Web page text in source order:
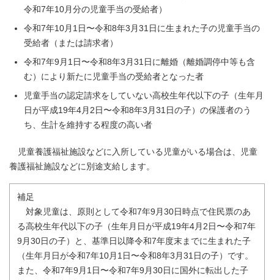
令和7年10月分の児童手当の受給者）
令和7年10月1日〜令和8年3月31日に生まれた子の児童手当の
受給者（または請求者）
令和7年9月1日〜令和8年3月31日に離婚（離婚調停中等も含
む）により新たに児童手当の受給者となった者
児童手当の認定請求をしていない高校生年代以下の子（生年月
日が平成19年4月2日〜令和8年3月31日の子）の保護者のう
ち、生計を維持する程度の高い者
児童養護福祉施設などに入所している児童がいる場合は、児童
養護福祉施設などに別途支給します。
補足
対象児童は、原則として令和7年9月30日時点で住民票のあ
る高校生年代以下の子（生年月日が平成19年4月2日〜令和7年
9月30日の子）と、基準日以降令和7年度末までに生まれた子
（生年月日が令和7年10月1日〜令和8年3月31日の子）です。
また、令和7年9月1日〜令和7年9月30日に国外に転出した子